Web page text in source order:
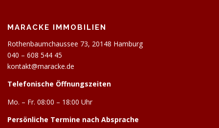
MARACKE IMMOBILIEN
Rothenbaumchaussee 73, 20148 Hamburg
040 – 608 544 45
kontakt@maracke.de
Telefonische Öffnungszeiten
Mo. – Fr. 08:00 – 18:00 Uhr
Persönliche Termine nach Absprache